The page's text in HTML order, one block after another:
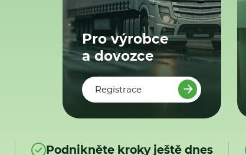
Pro výrobce
a dovozce
Registrace
Podnikněte kroky ještě dnes